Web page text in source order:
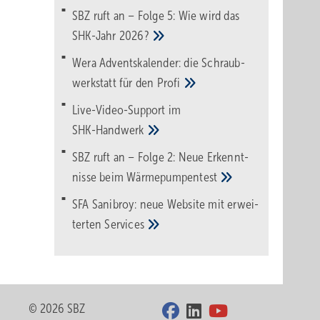
SBZ ruft an – Folge 5: Wie wird das
SHK-Jahr 2026?
Wera Adventskalender: die Schraub­
werk­statt für den Pro­fi
Live-Video-Support im
SHK-Handwerk
SBZ ruft an – Folge 2: Neue Erkennt­
nisse beimWärme­pumpen­test
SFA Sanibroy: neue Web­site mit erwei­
tertenServices
© 2026 SBZ